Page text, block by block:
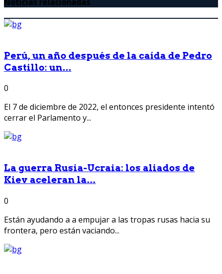
Perú, un año después de la caída de Pedro
Castillo: un...
0
El 7 de diciembre de 2022, el entonces presidente intentó
cerrar el Parlamento y...
La guerra Rusia-Ucraia: los aliados de
Kiev aceleran la...
0
Están ayudando a a empujar a las tropas rusas hacia su
frontera, pero están vaciando...